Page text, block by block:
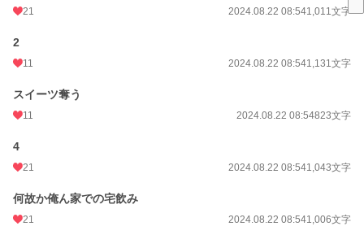
月間ポイント
年間ポイント
累計ポイント
21 2024.08.22 08:541,011文字
2
11 2024.08.22 08:541,131文字
スイーツ奪う
11 2024.08.22 08:54823文字
4
21 2024.08.22 08:541,043文字
何故か俺ん家での宅飲み
21 2024.08.22 08:541,006文字